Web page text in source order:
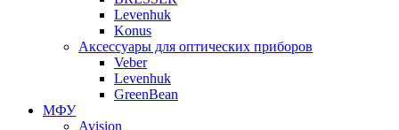
Levenhuk
Konus
Аксессуары для оптических приборов
Veber
Levenhuk
GreenBean
МФУ
Avision